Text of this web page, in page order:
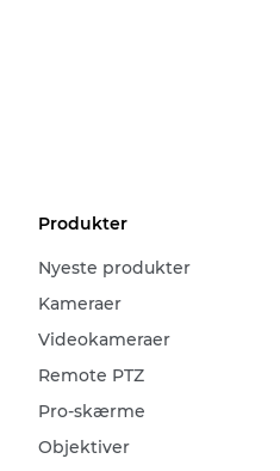
Produkter
Nyeste produkter
Kameraer
Videokameraer
Remote PTZ
Pro-skærme
Objektiver